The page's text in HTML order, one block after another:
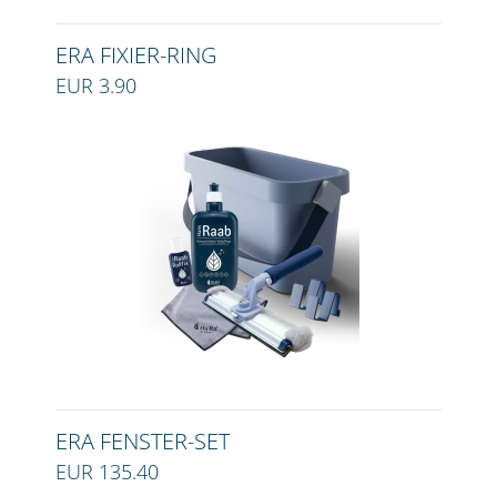
ERA FIXIER-RING
EUR 3.90
ERA FENSTER-SET
EUR 135.40